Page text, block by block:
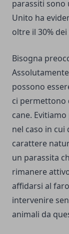
parassiti sono
Unito ha
oltre il 30%
Bisogna
possono
ci permettono
cane.
nel caso in
carattere
un parassita
rimanere
affidarsi al
intervenire
animali da